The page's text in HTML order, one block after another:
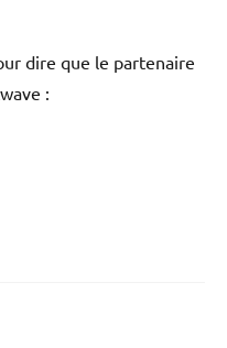
dire que le partenaire
: